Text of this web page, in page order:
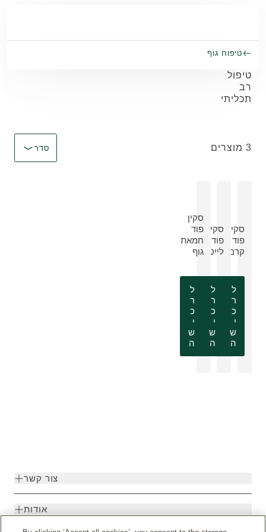
טיפוח גוף
טיפול
רב
תכליתי
3 מוצרים סדר
צפה במוצר:
סקין
פוד
קרם
ל
ר
כ
י
ש
ה
צפה במוצר:
סקין
פוד
לייט
ל
ר
כ
י
ש
ה
צפה במוצר:
סקין
פוד
חמאת
גוף
ל
ר
כ
י
ש
ה
צור קשר
אודות